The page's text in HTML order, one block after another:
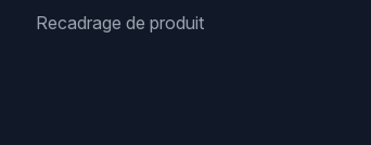
Recadrage de produit